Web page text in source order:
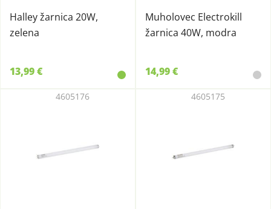
Halley žarnica 20W,
zelena
13,99 €
Muholovec Electrokill
žarnica 40W, modra
14,99 €
4605176 4605175